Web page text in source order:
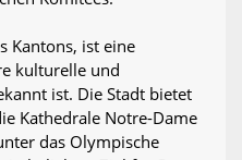
Kantons, ist eine
kulturelle und
ist. Die Stadt bietet
Kathedrale Notre-Dame
das Olympische